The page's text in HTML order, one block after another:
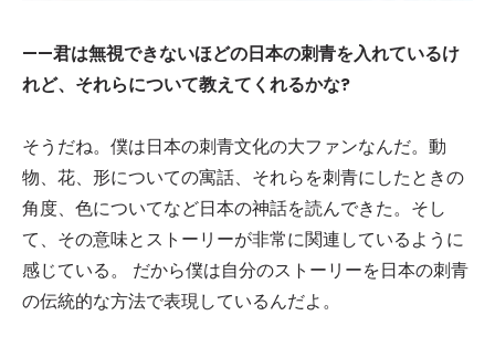
——君は無視できないほどの日本の刺青を入れているけ
れど、それらについて教えてくれるかな?
そうだね。僕は日本の刺青文化の大ファンなんだ。動
物、花、形についての寓話、それらを刺青にしたときの
角度、色についてなど日本の神話を読んできた。そし
て、その意味とストーリーが非常に関連しているように
感じている。 だから僕は自分のストーリーを日本の刺青
の伝統的な方法で表現しているんだよ。